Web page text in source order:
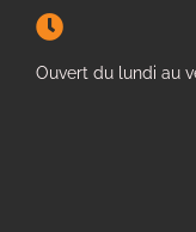
Ouvert du lundi au